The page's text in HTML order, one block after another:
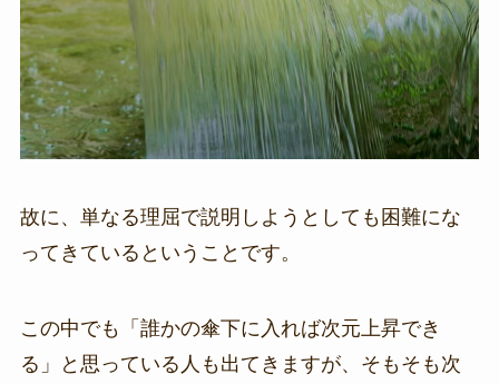
故に、単なる理屈で説明しようとしても困難にな
ってきているということです。
この中でも「誰かの傘下に入れば次元上昇でき
る」と思っている人も出てきますが、そもそも次